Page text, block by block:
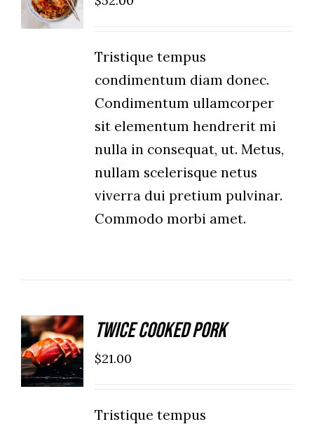
/
DETAILS
Tristique tempus
condimentum diam donec.
Condimentum ullamcorper
sit elementum hendrerit mi
nulla in consequat, ut. Metus,
nullam scelerisque netus
viverra dui pretium pulvinar.
Commodo morbi amet.
ADD TO
CART
/
DETAILS
Twice Cooked Pork
$21.00
Tristique tempus